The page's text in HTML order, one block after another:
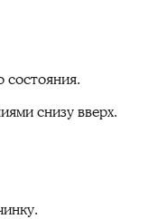
состояния.
снизу вверх.